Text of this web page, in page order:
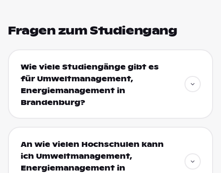
Fragen zum Studiengang
Wie viele Studiengänge gibt es
für Umweltmanagement,
Energiemanagement in
Brandenburg?
An wie vielen Hochschulen kann
ich Umweltmanagement,
Energiemanagement in